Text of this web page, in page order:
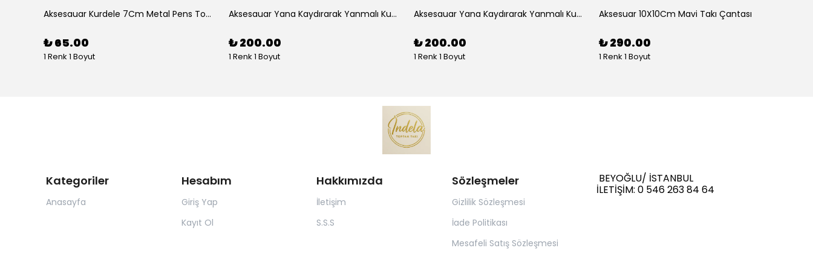
Aksesauar Kurdele 7Cm Metal Pens Toka
₺ 65.00
1 Renk 1 Boyut
Aksesauar Yana Kaydırarak Yanmalı Kum Siyah Çakmak
₺ 200.00
1 Renk 1 Boyut
Aksesauar Yana Kaydırarak Yanmalı Kum Siyah Çakmak
₺ 200.00
1 Renk 1 Boyut
Aksesuar 10X10Cm Mavi Takı Çantası
₺ 290.00
1 Renk 1 Boyut
Kategoriler
Anasayfa
Hesabım
Giriş Yap
Kayıt Ol
Hakkımızda
İletişim
S.S.S
Sözleşmeler
Gizlilik Sözleşmesi
İade Politikası
Mesafeli Satış Sözleşmesi
BEYOĞLU/ İSTANBUL
İLETİŞİM: 0 546 263 84 64